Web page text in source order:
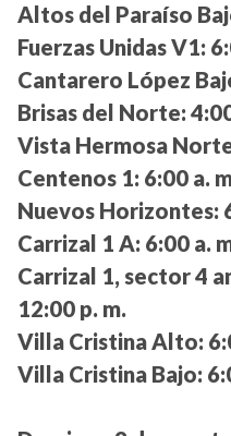
Altos del Paraíso
Fuerzas Unidas V1:
Cantarero López
Brisas del Norte:
Vista Hermosa
Centenos 1: 6:00 a.
Nuevos Horizontes:
Carrizal 1 A: 6:00 a.
Carrizal 1, sector 4
12:00 p. m.
Villa Cristina Alto:
Villa Cristina Bajo: